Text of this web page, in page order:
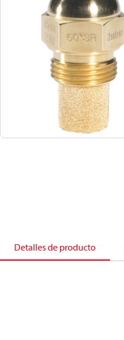
Detalles de producto